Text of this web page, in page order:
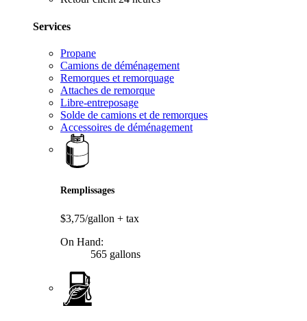
Services
Propane
Camions de déménagement
Remorques et remorquage
Attaches de remorque
Libre-entreposage
Solde de camions et de remorques
Accessoires de déménagement
Remplissages
$3,75/gallon + tax
On Hand:
565 gallons